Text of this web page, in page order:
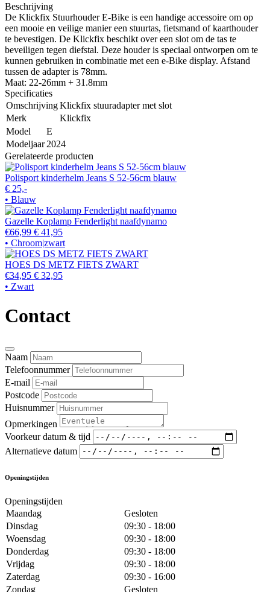
Beschrijving
De Klickfix Stuurhouder E-Bike is een handige accessoire om op
een mooie en veilige manier een stuurtas, fietsmand of kaarthouder
te bevestigen. De Klickfix beschikt over een slot om de tas te
beveiligen tegen diefstal. Deze houder is speciaal ontworpen om te
kunnen gebruiken in combinatie met een e-Bike display. Afstand
tussen de adapter is 78mm.
Maat: 22-26mm + 31.8mm
Specificaties
OmschrijvingKlickfix stuuradapter met slot
Merk
Klickfix
Model
E
Modeljaar 2024
Gerelateerde producten
Polisport kinderhelm Jeans S 52-56cm blauw
€ 25,-
• Blauw
Gazelle Koplamp Fenderlight naafdynamo
€66,99 € 41,95
• Chroom|zwart
HOES DS METZ FIETS ZWART
€34,95 € 32,95
• Zwart
Contact
Naam
Telefoonnummer
E-mail
Postcode
Huisnummer
Opmerkingen
Voorkeur datum & tijd
Alternatieve datum
Openingstijden
Openingstijden
Maandag
Gesloten
Dinsdag
09:30 - 18:00
Woensdag
09:30 - 18:00
Donderdag
09:30 - 18:00
Vrijdag
09:30 - 18:00
Zaterdag
09:30 - 16:00
Zondag
Gesloten